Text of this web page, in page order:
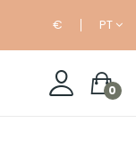
€ PT
0